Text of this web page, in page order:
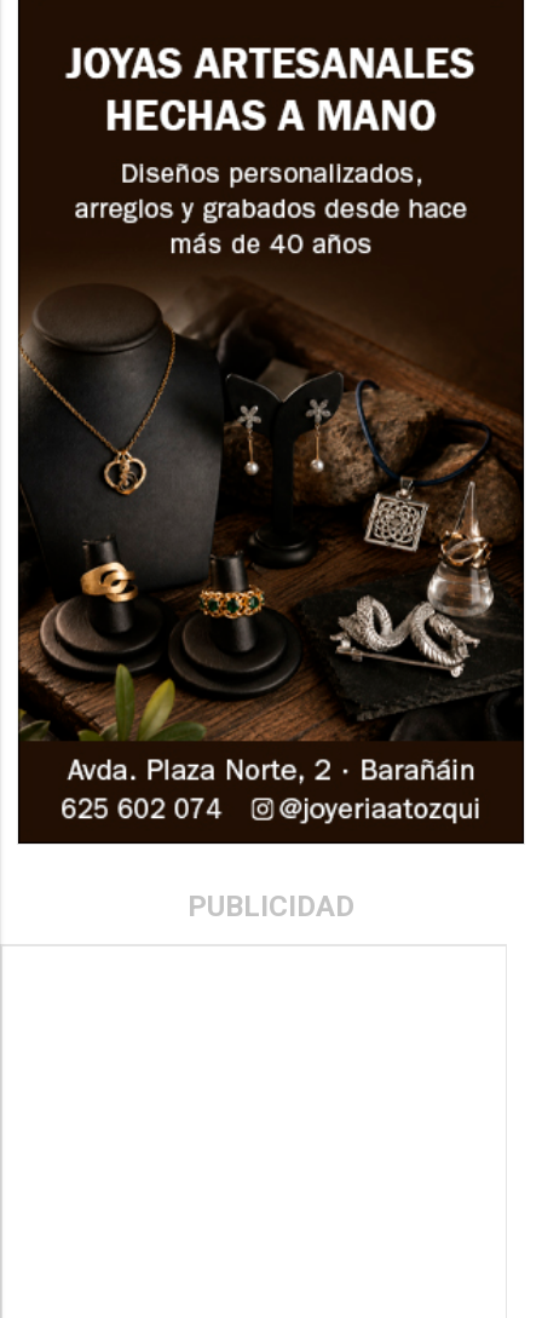
PUBLICIDAD